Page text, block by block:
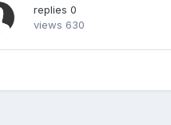
0
replies
630
views